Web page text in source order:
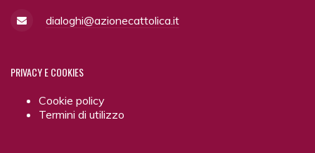
dialoghi@azionecattolica.it
PRIVACYE COOKIES
Cookie policy
Termini di utilizzo